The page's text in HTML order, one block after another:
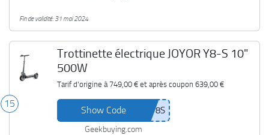
Fin de validité: 31 mai 2024
15
Trottinette électrique JOYOR Y8-S 10"
500W
Tarif d'origine à 749,00 €et après coupon 639,00 €
Show Code
Geekbuying.com